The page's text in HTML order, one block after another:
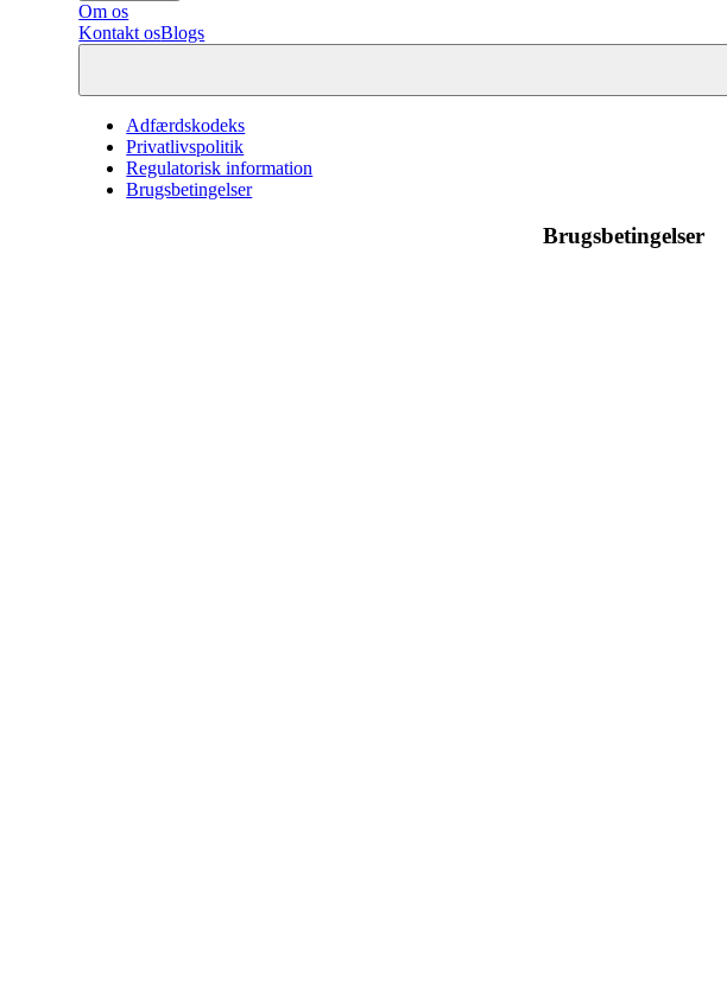
Om os
Kontakt osBlogs
Adfærdskodeks
Privatlivspolitik
Regulatorisk information
Brugsbetingelser
Brugsbetingelser